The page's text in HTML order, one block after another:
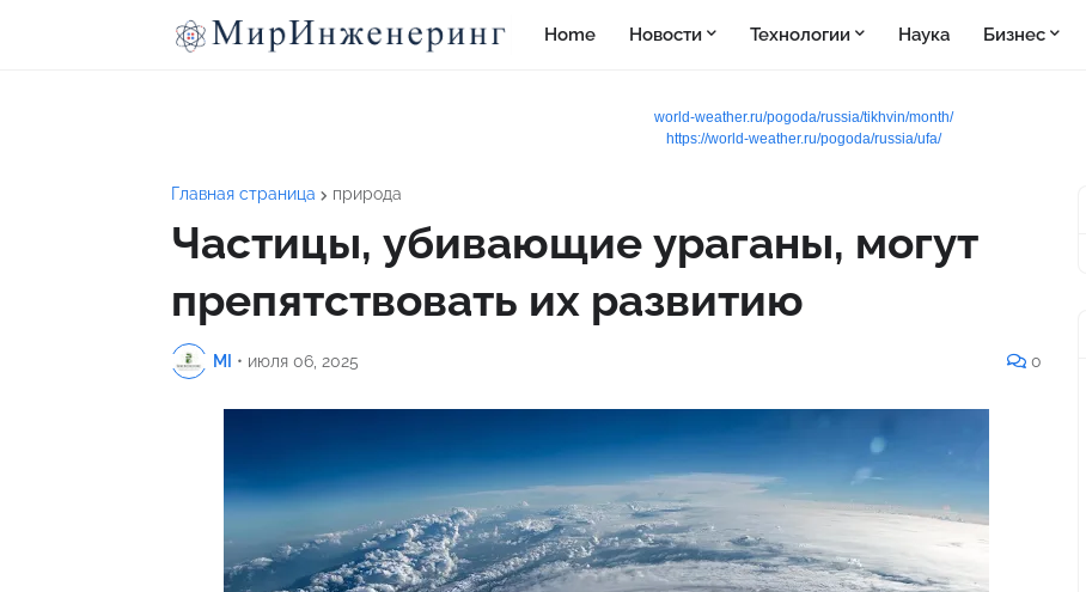
Home Новости Технологии Наука Бизнес
world-weather.ru/pogoda/russia/tikhvin/month/
https://world-weather.ru/pogoda/russia/ufa/
Главная страница природа
Частицы, убивающие ураганы, могут
препятствовать их развитию
MI • июля 06, 2025 0